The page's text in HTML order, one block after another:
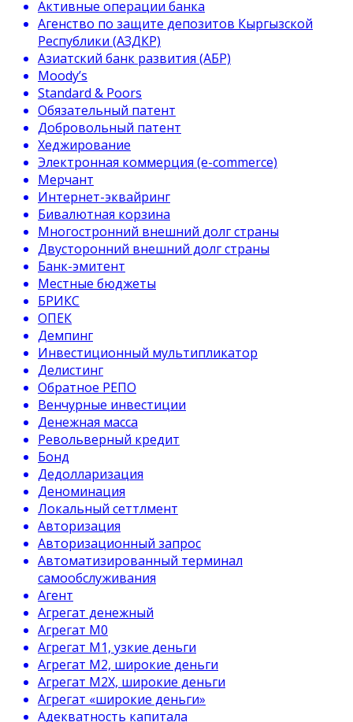
Активные операции банка
Агенство по защите депозитов Кыргызской
Республики (АЗДКР)
Азиатский банк развития (АБР)
Moody’s
Standard & Poors
Обязательный патент
Добровольный патент
Хеджирование
Электронная коммерция (e-commerce)
Мерчант
Интернет-эквайринг
Бивалютная корзина
Многостронний внешний долг страны
Двусторонний внешний долг страны
Банк-эмитент
Местные бюджеты
БРИКС
ОПЕК
Демпинг
Инвестиционный мультипликатор
Делистинг
Обратное РЕПО
Венчурные инвестиции
Денежная масса
Револьверный кредит
Бонд
Дедолларизация
Деноминация
Локальный сеттлмент
Авторизация
Авторизационный запрос
Автоматизированный терминал
самообслуживания
Агент
Агрегат денежный
Агрегат М0
Агрегат М1, узкие деньги
Агрегат М2, широкие деньги
Агрегат М2Х, широкие деньги
Агрегат «широкие деньги»
Адекватность капитала